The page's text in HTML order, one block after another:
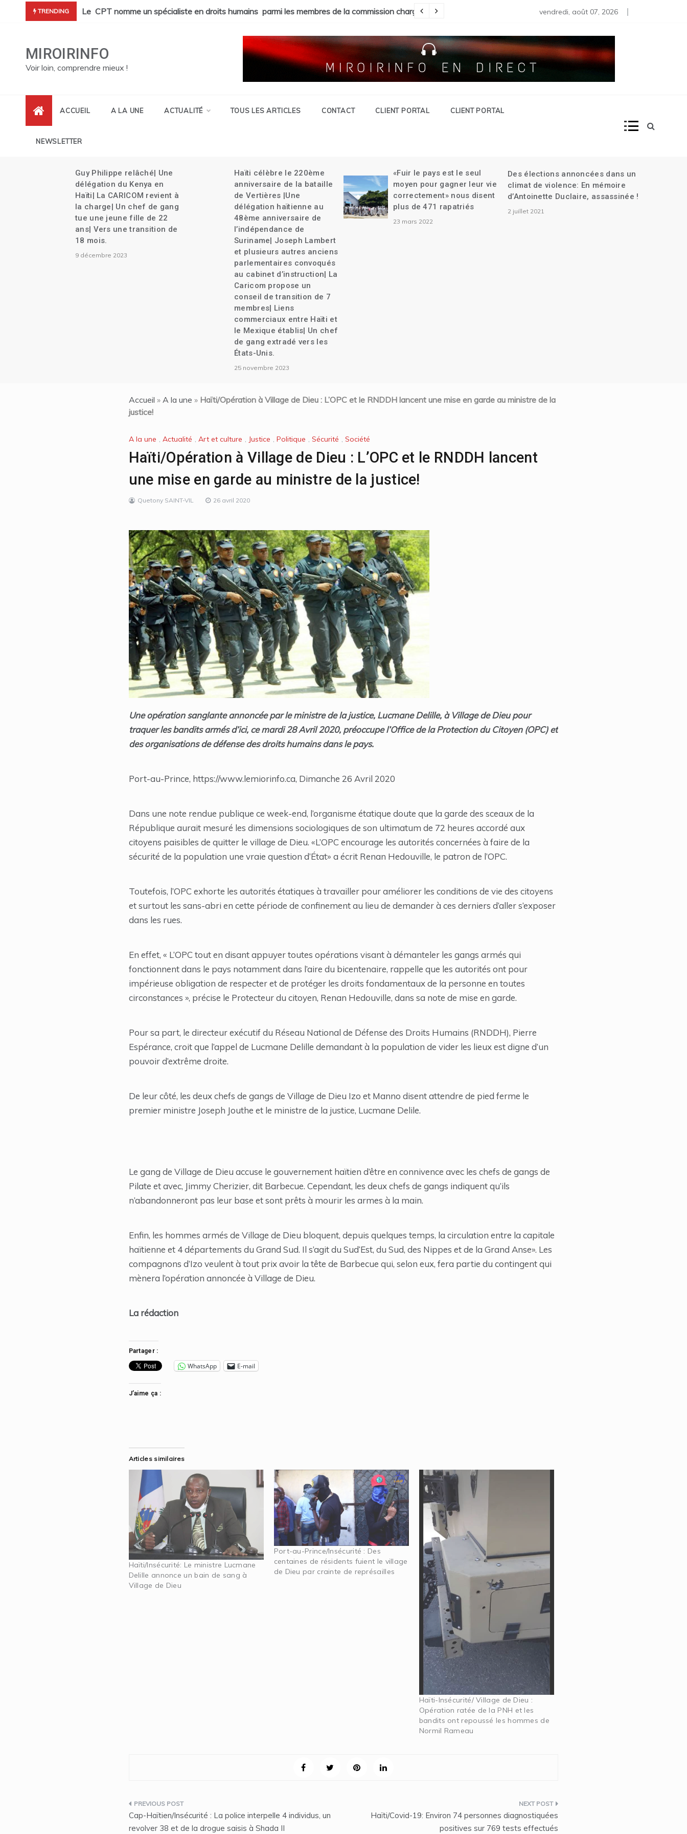
TRENDING
tuées dans un incendie en haute mer à Cap-Haïtien | La foudre tue 6 personnes à St Raphael | Le premier Garry Conille rencontre les dirigeants de Pitit Dessalines| Des
Le CPT nomme un spécialiste en droits humains parmi les membres de la commission chargée de la réforme pénale en HaïtiInstallation des membres du Conseil Présidentiel de Transition|
vendredi, août 07, 2026
MIROIRINFO
Voir loin, comprendre mieux !
ACCUEIL A LA UNE ACTUALITÉ TOUS LES ARTICLES CONTACT CLIENT PORTAL CLIENT PORTAL
NEWSLETTER
Guy Philippe relâché| Une
délégation du Kenya en
Haïti| La CARICOM revient à
la charge| Un chef de gang
tue une jeune fille de 22
ans| Vers une transition de
18 mois.
9 décembre 2023
Haïti célèbre le 220ème
anniversaire de la bataille
de Vertières |Une
délégation haïtienne au
48ème anniversaire de
l’indépendance de
Suriname| Joseph Lambert
et plusieurs autres anciens
parlementaires convoqués
au cabinet d’instruction| La
Caricom propose un
conseil de transition de 7
membres| Liens
commerciaux entre Haïti et
le Mexique établis| Un chef
de gang extradé vers les
États-Unis.
25 novembre 2023
«Fuir le pays est le seul
moyen pour gagner leur vie
correctement» nous disent
plus de 471 rapatriés
23 mars 2022
Des élections annoncées dans un
climat de violence: En mémoire
d’Antoinette Duclaire, assassinée !
2 juillet 2021
Accueil » A la une » Haïti/Opération à Village de Dieu : L’OPC et le RNDDH lancent une mise en garde au ministre de la
justice!
A la une , Actualité , Art et culture , Justice , Politique , Sécurité , Société
Haïti/Opération à Village de Dieu : L’OPC et le RNDDH lancent
une mise en garde au ministre de la justice!
Quetony SAINT-VIL 26 avril 2020
Une opération sanglante annoncée par le ministre de la justice, Lucmane Delille, à Village de Dieu pour
traquer les bandits armés d’ici, ce mardi 28 Avril 2020, préoccupe l’Office de la Protection du Citoyen (OPC) et
des organisations de défense des droits humains dans le pays.
Port-au-Prince, https://www.lemiorinfo.ca, Dimanche 26 Avril 2020
Dans une note rendue publique ce week-end, l’organisme étatique doute que la garde des sceaux de la
République aurait mesuré les dimensions sociologiques de son ultimatum de 72 heures accordé aux
citoyens paisibles de quitter le village de Dieu. «L’OPC encourage les autorités concernées à faire de la
sécurité de la population une vraie question d’État» a écrit Renan Hedouville, le patron de l’OPC.
Toutefois, l’OPC exhorte les autorités étatiques à travailler pour améliorer les conditions de vie des citoyens
et surtout les sans-abri en cette période de confinement au lieu de demander à ces derniers d’aller s’exposer
dans les rues.
En effet, « L’OPC tout en disant appuyer toutes opérations visant à démanteler les gangs armés qui
fonctionnent dans le pays notamment dans l’aire du bicentenaire, rappelle que les autorités ont pour
impérieuse obligation de respecter et de protéger les droits fondamentaux de la personne en toutes
circonstances », précise le Protecteur du citoyen, Renan Hedouville, dans sa note de mise en garde.
Pour sa part, le directeur exécutif du Réseau National de Défense des Droits Humains (RNDDH), Pierre
Espérance, croit que l’appel de Lucmane Delille demandant à la population de vider les lieux est digne d’un
pouvoir d’extrême droite.
De leur côté, les deux chefs de gangs de Village de Dieu Izo et Manno disent attendre de pied ferme le
premier ministre Joseph Jouthe et le ministre de la justice, Lucmane Delile.
Le gang de Village de Dieu accuse le gouvernement haïtien d’être en connivence avec les chefs de gangs de
Pilate et avec, Jimmy Cherizier, dit Barbecue. Cependant, les deux chefs de gangs indiquent qu’ils
n’abandonneront pas leur base et sont prêts à mourir les armes à la main.
Enfin, les hommes armés de Village de Dieu bloquent, depuis quelques temps, la circulation entre la capitale
haïtienne et 4 départements du Grand Sud. Il s’agit du Sud‘Est, du Sud, des Nippes et de la Grand Anse». Les
compagnons d’Izo veulent à tout prix avoir la tête de Barbecue qui, selon eux, fera partie du contingent qui
mènera l’opération annoncée à Village de Dieu.
La rédaction
Partager :
WhatsApp E-mail
J’aime ça :
Articles similaires
Haïti/Insécurité: Le ministre Lucmane
Delille annonce un bain de sang à
Village de Dieu
Port-au-Prince/Insécurité : Des
centaines de résidents fuient le village
de Dieu par crainte de représailles
Haïti-Insécurité/ Village de Dieu :
Opération ratée de la PNH et les
bandits ont repoussé les hommes de
Normil Rameau
Navigation
de
Cap-Haïtien/Insécurité : La police interpelle 4 individus, un
revolver 38 et de la drogue saisis à Shada II
Haïti/Covid-19: Environ 74 personnes diagnostiquées
positives sur 769 tests effectués